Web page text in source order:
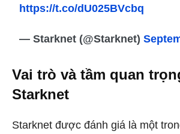
https://t.co/dU025BVcbq
— Starknet (@Starknet)
Vai trò và tầm quan
Starknet
Starknet được đánh giá là một